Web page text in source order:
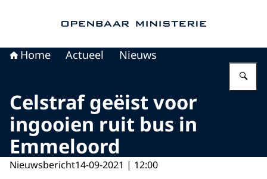
Home Actueel Nieuws
Celstraf geëist voor
ingooien ruit bus in
Emmeloord
Nieuwsbericht14-09-2021 | 12:00